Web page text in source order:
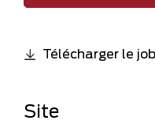
Télécharger le
Site